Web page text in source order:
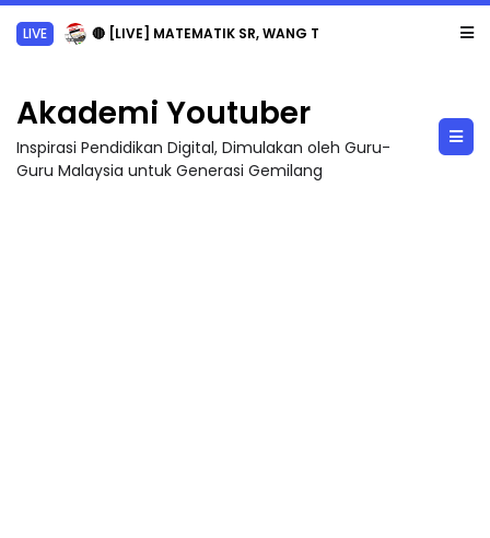
LIVE 🔴 [LIVE] MATEMATIK SR, WANG TAHUN 6 OLEH CIKGU ANITA #ALLINONE #141 #...
Akademi Youtuber
Inspirasi Pendidikan Digital, Dimulakan oleh Guru-
Guru Malaysia untuk Generasi Gemilang